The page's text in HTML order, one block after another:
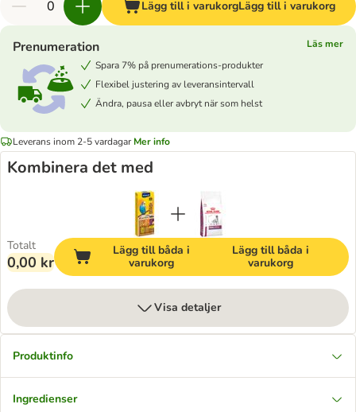
Lägg till i varukorgLägg till i varukorg
Prenumeration
Läs mer
Spara 7% på prenumerations-produkter
Flexibel justering av leveransintervall
Ändra, pausa eller avbryt när som helst
Leverans inom 2-5 vardagar Mer info
Kombinera det med
Totalt
0,00 kr
Lägg till båda i
varukorg
Lägg till båda i
varukorg
Visa detaljer
Produktinfo
Ingredienser